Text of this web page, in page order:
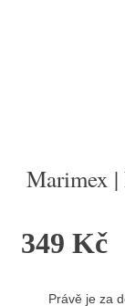
Marimex
349 Kč
Právě je za